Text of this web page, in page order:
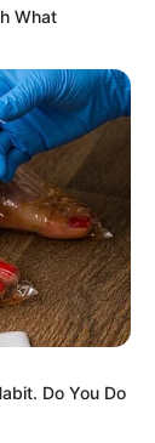
SİYASƏT
0 0
What
Do You Do